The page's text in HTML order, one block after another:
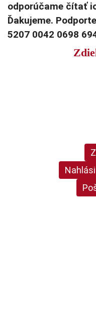
odporúčame čítať
Ďakujeme.
5207 0042 0698